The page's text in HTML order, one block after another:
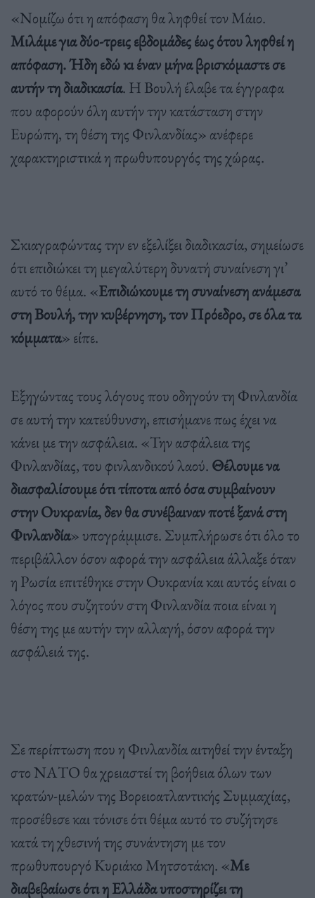
«Νομίζω ότι η απόφαση θα ληφθεί τον Μάιο.
Μιλάμε για δύο-τρεις εβδομάδες έως ότου ληφθεί η
απόφαση. Ήδη εδώ κι έναν μήνα βρισκόμαστε σε
αυτήν τη διαδικασία. Η Βουλή έλαβε τα έγγραφα
που αφορούν όλη αυτήν την κατάσταση στην
Ευρώπη, τη θέση της Φινλανδίας» ανέφερε
χαρακτηριστικά η πρωθυπουργός της χώρας.
Σκιαγραφώντας την εν εξελίξει διαδικασία, σημείωσε
ότι επιδιώκει τη μεγαλύτερη δυνατή συναίνεση γι’
αυτό το θέμα. «Επιδιώκουμε τη συναίνεση ανάμεσα
στη Βουλή, την κυβέρνηση, τον Πρόεδρο, σε όλα τα
κόμματα» είπε.
Εξηγώντας τους λόγους που οδηγούν τη Φινλανδία
σε αυτή την κατεύθυνση, επισήμανε πως έχει να
κάνει με την ασφάλεια. «Την ασφάλεια της
Φινλανδίας, του φινλανδικού λαού. Θέλουμε να
διασφαλίσουμε ότι τίποτα από όσα συμβαίνουν
στην Ουκρανία, δεν θα συνέβαιναν ποτέ ξανά στη
Φινλανδία» υπογράμμισε. Συμπλήρωσε ότι όλο το
περιβάλλον όσον αφορά την ασφάλεια άλλαξε όταν
η Ρωσία επιτέθηκε στην Ουκρανία και αυτός είναι ο
λόγος που συζητούν στη Φινλανδία ποια είναι η
θέση της με αυτήν την αλλαγή, όσον αφορά την
ασφάλειά της.
Σε περίπτωση που η Φινλανδία αιτηθεί την ένταξη
στο ΝΑΤΟ θα χρειαστεί τη βοήθεια όλων των
κρατών-μελών της Βορειοατλαντικής Συμμαχίας,
προσέθεσε και τόνισε ότι θέμα αυτό το συζήτησε
κατά τη χθεσινή της συνάντηση με τον
πρωθυπουργό Κυριάκο Μητσοτάκη. «Με
διαβεβαίωσε ότι η Ελλάδα υποστηρίζει τη